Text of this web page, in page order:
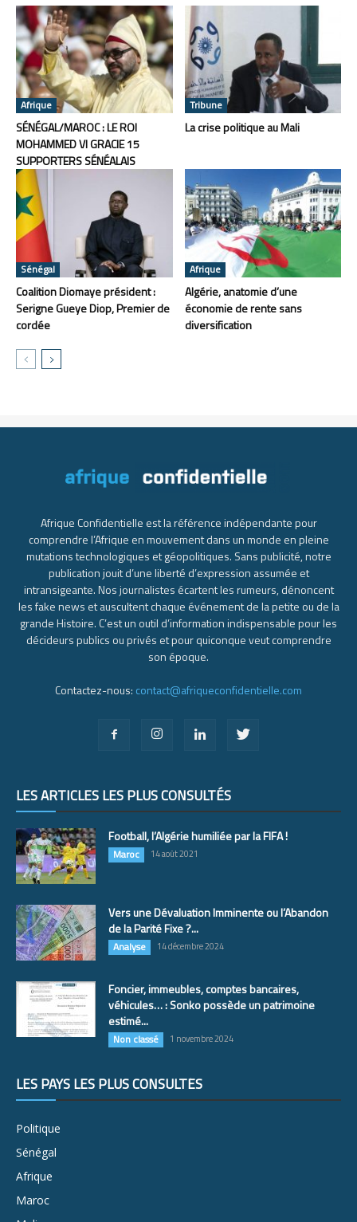
Afrique
SÉNÉGAL/MAROC : LE ROI
MOHAMMED VI GRACIE 15
SUPPORTERS SÉNÉALAIS
Tribune
La crise politique au Mali
Sénégal
Coalition Diomaye président :
Serigne Gueye Diop, Premier de
cordée
Afrique
Algérie, anatomie d’une
économie de rente sans
diversification
Afrique Confidentielle est la référence indépendante pour
comprendre l’Afrique en mouvement dans un monde en pleine
mutations technologiques et géopolitiques. Sans publicité, notre
publication jouit d’une liberté d’expression assumée et
intransigeante. Nos journalistes écartent les rumeurs, dénoncent
les fake news et auscultent chaque événement de la petite ou de la
grande Histoire. C’est un outil d’information indispensable pour les
décideurs publics ou privés et pour quiconque veut comprendre
son époque.
Contactez-nous: contact@afriqueconfidentielle.com
LES ARTICLES LES PLUS CONSULTÉS
Football, l’Algérie humiliée par la FIFA !
Maroc 14 août 2021
Vers une Dévaluation Imminente ou l’Abandon
de la Parité Fixe ?...
Analyse 14 décembre 2024
Foncier, immeubles, comptes bancaires,
véhicules… : Sonko possède un patrimoine
estimé...
Non classé 1 novembre 2024
LES PAYS LES PLUS CONSULTÉS
Politique
Sénégal
Afrique
Maroc